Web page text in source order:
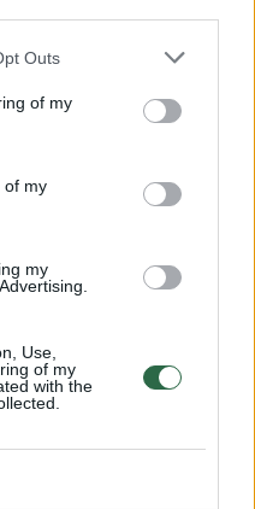
Outs
of my
of my
my
Use,
of my
with the
prokurorė Kim
įtariama
vykdoma 1998-
Greenbergas
senais ir
S. Greenbergas
„išteisintas“.